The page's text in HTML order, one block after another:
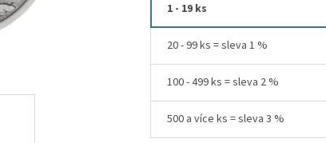
1 - 19 ks
20 - 99 ks = sleva 1 %
100 - 499 ks = sleva 2 %
500 a více ks = sleva 3 %